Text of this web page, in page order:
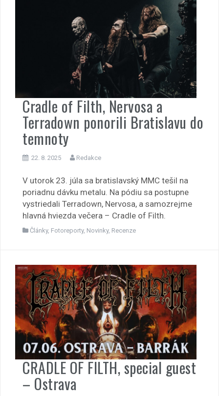
Cradle of Filth, Nervosa a
Terradown ponorili Bratislavu do
temnoty
22. 8. 2025 Redakce
V utorok 23. júla sa bratislavský MMC tešil na
poriadnu dávku metalu. Na pódiu sa postupne
vystriedali Terradown, Nervosa, a samozrejme
hlavná hviezda večera – Cradle of Filth.
Články, Fotoreporty, Novinky, Recenze
CRADLE OF FILTH, special guest
– Ostrava